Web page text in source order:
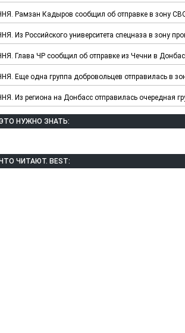
Рамзан Кадыров сообщил об отправке в зону
Из Российского университета спецназа в зону
Глава ЧР сообщил об отправке из Чечни в
Еще одна группа добровольцев отправилась в
Из региона на Донбасс отправилась очередная
НУЖНО ЗНАТЬ:
ЧИТАЮТ. BEST: